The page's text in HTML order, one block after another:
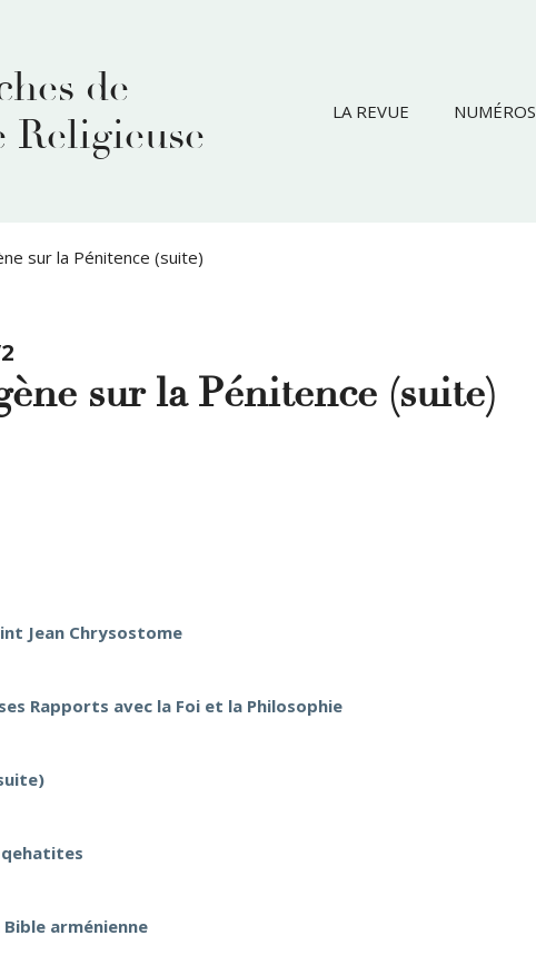
de
Religieuse
LA REVUE NUMÉROS
sur la Pénitence (suite)
sur la Pénitence (suite)
Jean Chrysostome
Rapports avec la Foi et la Philosophie
qehatites
Bible arménienne